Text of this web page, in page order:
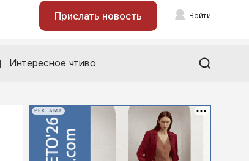
Прислать новость Войти
Интересное чтиво
РЕКЛАМА